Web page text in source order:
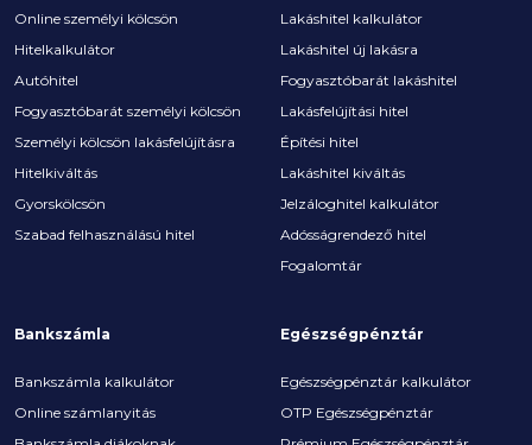
Online személyi kölcsön
Hitelkalkulátor
Autóhitel
Fogyasztóbarát személyi kölcsön
Személyi kölcsön lakásfelújításra
Hitelkiváltás
Gyorskölcsön
Szabad felhasználású hitel
Lakáshitel kalkulátor
Lakáshitel új lakásra
Fogyasztóbarát lakáshitel
Lakásfelújítási hitel
Építési hitel
Lakáshitel kiváltás
Jelzáloghitel kalkulátor
Adósságrendező hitel
Fogalomtár
Bankszámla
Bankszámla kalkulátor
Online számlanyitás
Egészségpénztár
Egészségpénztár kalkulátor
OTP Egészségpénztár